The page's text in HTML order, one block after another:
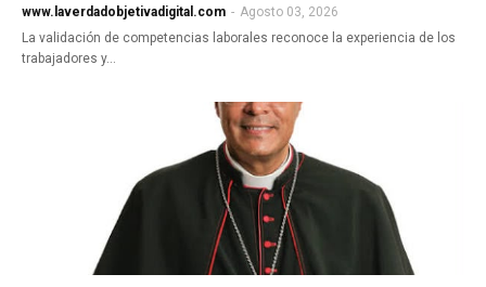
www.laverdadobjetivadigital.com - Agosto 03, 2026
La validación de competencias laborales reconoce la experiencia de los
trabajadores y…